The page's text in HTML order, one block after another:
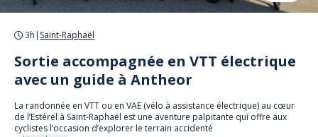
3h | Saint-Raphaël
Sortie accompagnée en VTT électrique
avec un guide à Antheor
La randonnée en VTT ou en VAE (vélo à assistance électrique) au cœur
de l’Estérel à Saint-Raphaël est une aventure palpitante qui offre aux
cyclistes l’occasion d’explorer le terrain accidenté